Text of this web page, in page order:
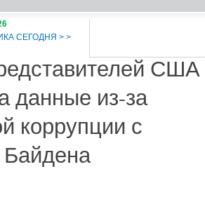
СЕГОДНЯ > >
США
данные из-за
коррупции с